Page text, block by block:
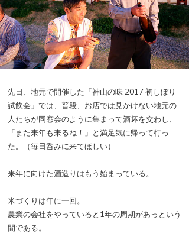
先日、地元で開催した「神山の味 2017 初しぼり
試飲会」では、普段、お店では見かけない地元の
人たちが同窓会のように集まって酒坏を交わし、
「また来年も来るね！」と満足気に帰って行っ
た。（毎日呑みに来てほしい）
来年に向けた酒造りはもう始まっている。
米づくりは年に一回。
農業の会社をやっていると1年の周期があっという
間である。